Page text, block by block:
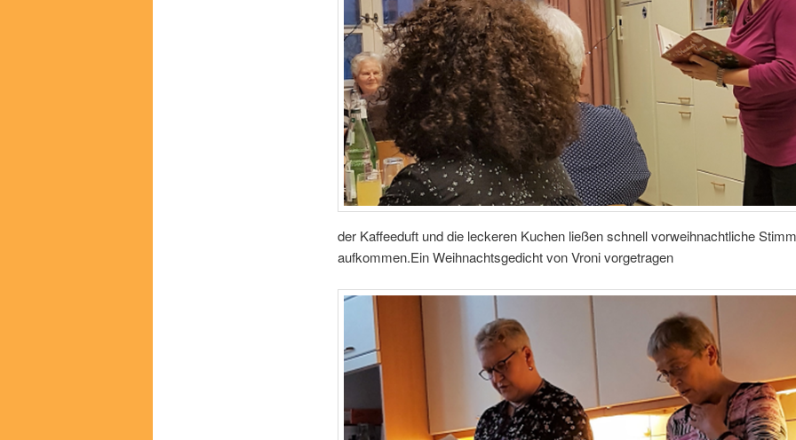
der Kaffeeduft und die leckeren Kuchen ließen schnell vorweihnachtliche
aufkommen.Ein Weihnachtsgedicht von Vroni vorgetragen